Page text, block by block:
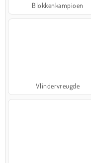
Blokkenkampioen
Vlindervreugde